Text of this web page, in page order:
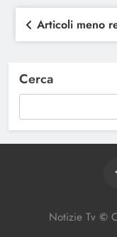
Navigazione
articoli
Articoli meno
Cerca
Notizie Tv ©